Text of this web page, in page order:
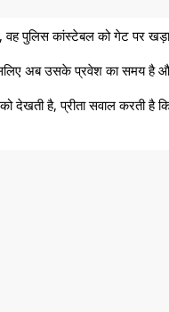
पुलिस कांस्टेबल को गेट पर
अब उसके प्रवेश का समय है
देखती है, प्रीता सवाल करती